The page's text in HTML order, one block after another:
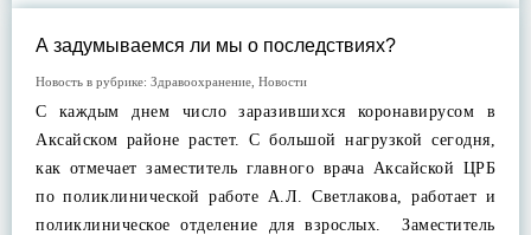
А задумываемся ли мы о последствиях?
Новость в рубрике: Здравоохранение Новости
С каждым днем число заразившихся коронавирусом в
Аксайском районе растет. С большой нагрузкой сегодня,
как отмечает заместитель главного врача Аксайской ЦРБ
по поликлинической работе А.Л. Светлакова, работает и
поликлиническое отделение для взрослых. Заместитель